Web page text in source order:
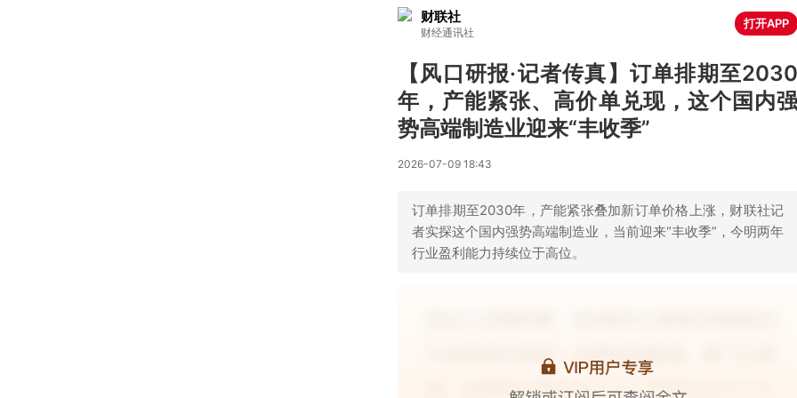
财联社
财经通讯社
打开APP
【风口研报·记者传真】订单排期至2030
年，产能紧张、高价单兑现，这个国内强
势高端制造业迎来“丰收季”
2026-07-09 18:43
订单排期至2030年，产能紧张叠加新订单价格上涨，财联社记
者实探这个国内强势高端制造业，当前迎来“丰收季”，今明两年
行业盈利能力持续位于高位。